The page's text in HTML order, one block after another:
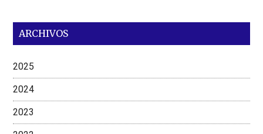
ARCHIVOS
2025
2024
2023